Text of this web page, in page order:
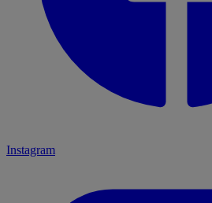
Instagram